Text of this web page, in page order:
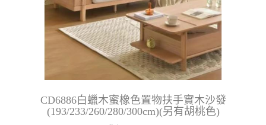
CD6886白蠟木蜜橡色置物扶手實木沙發
(193/233/260/280/300cm)(另有胡桃色)